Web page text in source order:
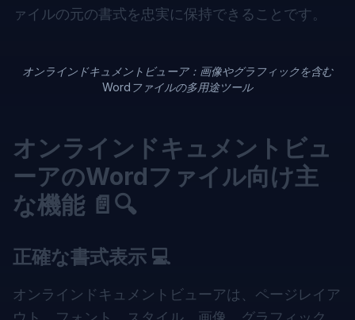
ァイルの元の書式を忠実に保持できることです。
オンラインドキュメントビューア：画像やグラフィックを含む
Wordファイルの多用途ツール
オンラインドキュメントビュ
ーアのWordファイル向け主
な機能 📄🔍
正確な書式表示 💻
オンラインドキュメントビューアは、ページレイア